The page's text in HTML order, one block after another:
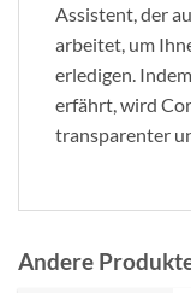
Assistent, der
arbeitet, um
erledigen.
erfährt, wird
transparenter
Andere